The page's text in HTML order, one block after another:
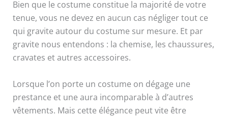
Bien que le costume constitue la majorité de votre
tenue, vous ne devez en aucun cas négliger tout ce
qui gravite autour du costume sur mesure. Et par
gravite nous entendons : la chemise, les chaussures,
cravates et autres accessoires.
Lorsque l’on porte un costume on dégage une
prestance et une aura incomparable à d’autres
vêtements. Mais cette élégance peut vite être